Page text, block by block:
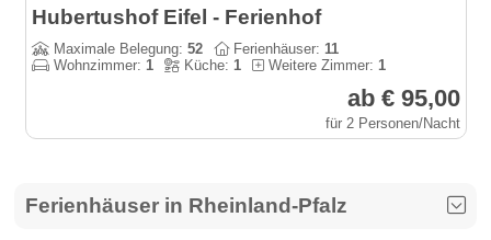
Hubertushof Eifel - Ferienhof
Maximale Belegung:52 Ferienhäuser:11
Wohnzimmer:1 Küche:1 Weitere Zimmer:1
ab € 95,00
für 2 Personen/Nacht
Ferienhäuser in Rheinland-Pfalz